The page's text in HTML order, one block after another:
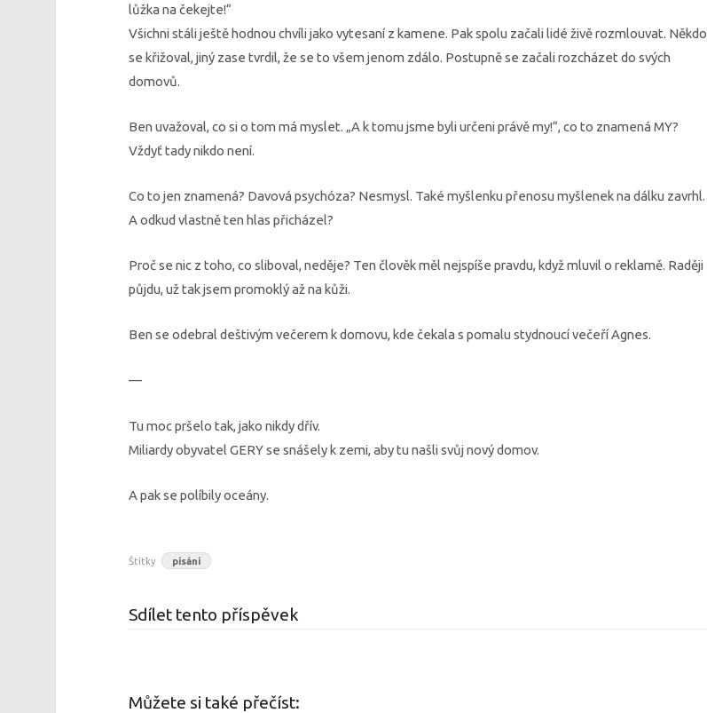
lůžka na čekejte!“
Všichni stáli ještě hodnou chvíli jako vytesaní z kamene. Pak spolu začali lidé živě rozmlouvat. Někdo
se křižoval, jiný zase tvrdil, že se to všem jenom zdálo. Postupně se začali rozcházet do svých
domovů.
Ben uvažoval, co si o tom má myslet. „A k tomu jsme byli určeni právě my!“, co to znamená MY?
Vždyť tady nikdo není.
Co to jen znamená? Davová psychóza? Nesmysl. Také myšlenku přenosu myšlenek na dálku zavrhl.
A odkud vlastně ten hlas přicházel?
Proč se nic z toho, co sliboval, neděje? Ten člověk měl nejspíše pravdu, když mluvil o reklamě. Raději
půjdu, už tak jsem promoklý až na kůži.
Ben se odebral deštivým večerem k domovu, kde čekala s pomalu stydnoucí večeří Agnes.
—
Tu moc pršelo tak, jako nikdy dřív.
Miliardy obyvatel GERY se snášely k zemi, aby tu našli svůj nový domov.
A pak se políbily oceány.
Štítky písání
Sdílet tento příspěvek
Můžete si také přečíst: